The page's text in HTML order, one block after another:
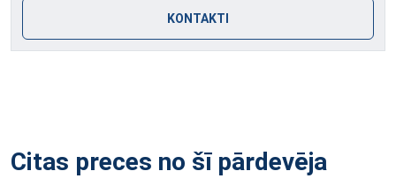
KONTAKTI
Citas preces no šī pārdevēja